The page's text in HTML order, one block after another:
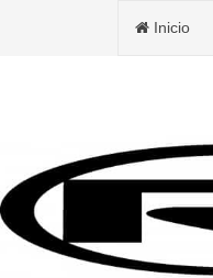
Inicio